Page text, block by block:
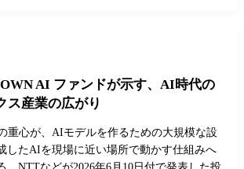
AI ファンドが示す、AI時代の
ス産業の広がり
重心が、AIモデルを作るための大規模な設
したAIを現場に近い場所で動かす仕組みへ